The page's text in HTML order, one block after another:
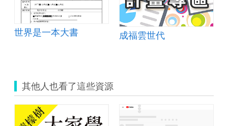
世界是一本大書 成福雲世代
其他人也看了這些資源